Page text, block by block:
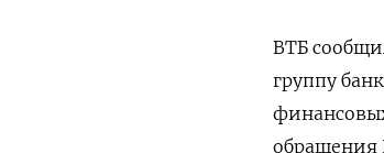
ВТБ
группу
обращения